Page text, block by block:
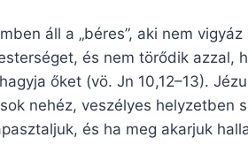
áll a „béres”, aki nem
és nem törődik azzal,
őket (vö. Jn 10,12–13).
nehéz, veszélyes helyzetben
és ha meg akarjuk